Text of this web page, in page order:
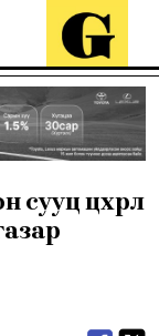
сууц цөхрөл